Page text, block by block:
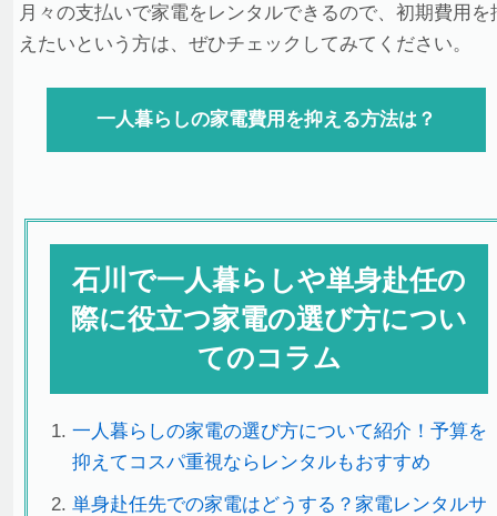
月々の支払いで家電をレンタルできるので、初期費用を
えたいという方は、ぜひチェックしてみてください。
一人暮らしの家電費用を抑える方法は？
石川で一人暮らしや単身赴任の
際に役立つ家電の選び方につい
てのコラム
一人暮らしの家電の選び方について紹介！予算を
抑えてコスパ重視ならレンタルもおすすめ
単身赴任先での家電はどうする？家電レンタルサ